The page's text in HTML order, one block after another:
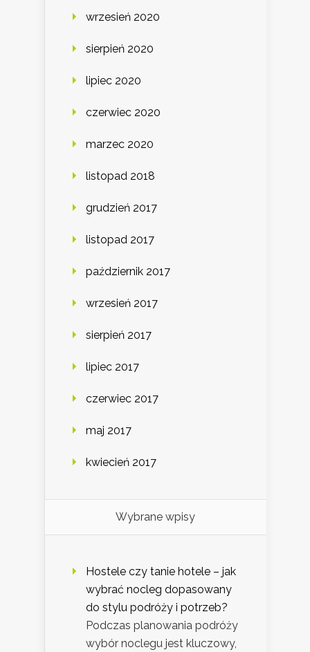
wrzesień 2020
sierpień 2020
lipiec 2020
czerwiec 2020
marzec 2020
listopad 2018
grudzień 2017
listopad 2017
październik 2017
wrzesień 2017
sierpień 2017
lipiec 2017
czerwiec 2017
maj 2017
kwiecień 2017
Wybrane wpisy
Hostele czy tanie hotele – jak
wybrać nocleg dopasowany
do stylu podróży i potrzeb?
Podczas planowania podróży
wybór noclegu jest kluczowy,